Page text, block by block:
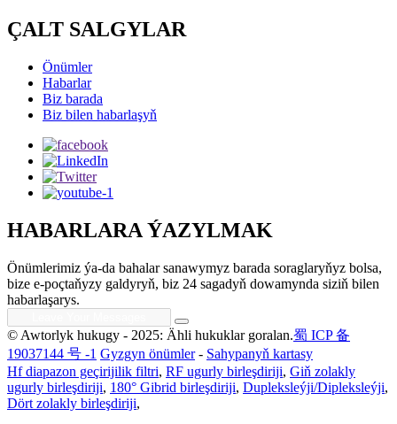
ÇALT SALGYLAR
Önümler
Habarlar
Biz barada
Biz bilen habarlaşyň
HABARLARA ÝAZYLMAK
Önümlerimiz ýa-da bahalar sanawymyz barada soraglaryňyz bolsa,
bize e-poçtaňyzy galdyryň, biz 24 sagadyň dowamynda siziň bilen
habarlaşarys.
© Awtorlyk hukugy - 2025: Ähli hukuklar goralan.蜀 ICP 备
19037144 号 -1 Gyzgyn önümler- Sahypanyň kartasy
Hf diapazon geçirijilik filtri, RF ugurly birleşdiriji, Giň zolakly
ugurly birleşdiriji, 180° Gibrid birleşdiriji, Dupleksleýji/Dipleksleýji,
Dört zolakly birleşdiriji,